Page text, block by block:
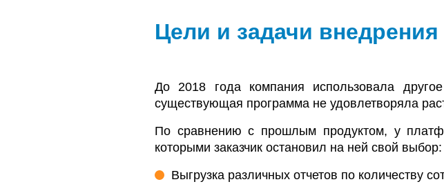
Цели и задачи
До 2018 года компания использовала
существующая программа не удовлетворяла
По сравнению с прошлым продуктом, у
которыми заказчик остановил на ней свой выбор:
Выгрузка различных отчетов по количеству